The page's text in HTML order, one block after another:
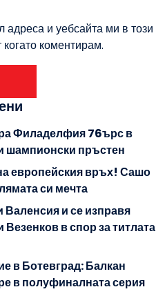
и уебсайта ми в този
коментирам.
Филаделфия 76ърс в
шампионски пръстен
европейския връх! Сашо
си мечта
и се изправя
в спор за титлата
в Ботевград: Балкан
в полуфиналната серия